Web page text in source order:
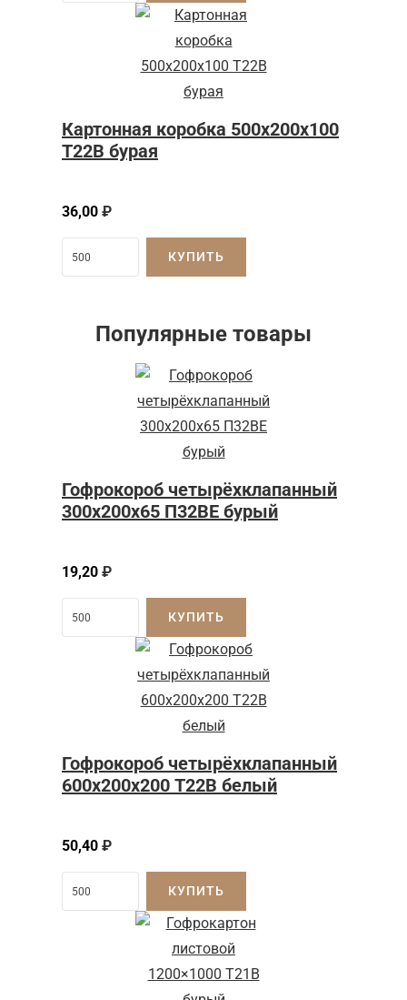
Картонная коробка 500x200x100
Т22B бурая
36,00 ₽
КУПИТЬ
Популярные товары
Гофрокороб четырёхклапанный
300x200x65 П32BE бурый
19,20 ₽
КУПИТЬ
Гофрокороб четырёхклапанный
600х200х200 Т22В белый
50,40 ₽
КУПИТЬ